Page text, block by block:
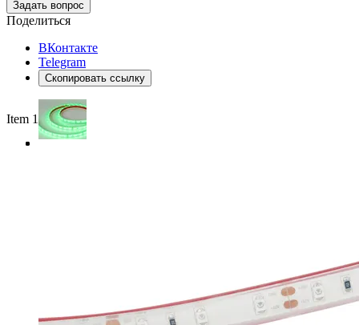
Задать вопрос
Поделиться
ВКонтакте
Telegram
Скопировать ссылку
Item 1 of 3